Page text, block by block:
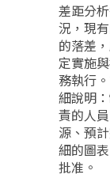
差距分
況，現
的落差
定實施
務執行
細說明
責的人
源、預
細的圖
批准。